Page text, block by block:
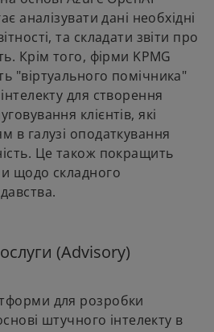
аналізувати дані необхідні
та складати звіти про
Крім того, фірми KPMG
"віртуального помічника"
для створення
клієнтів, які
в галузі оподаткування
Це також покращить
щодо складного
(Advisory)
для розробки
штучного інтелекту в